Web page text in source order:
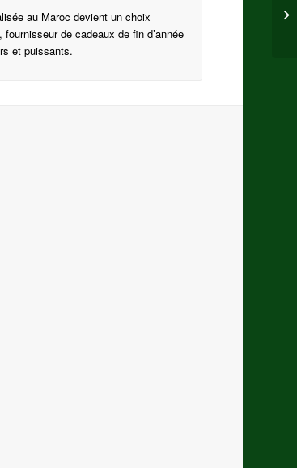
au Maroc devient un choix
de cadeaux de fin d’année
et puissants.